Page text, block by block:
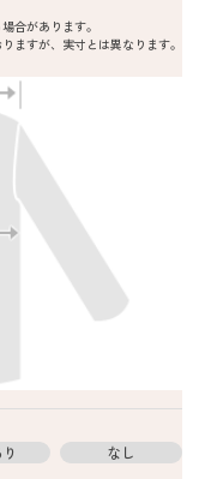
合があります。
ますが、実寸とは異なります。
なし